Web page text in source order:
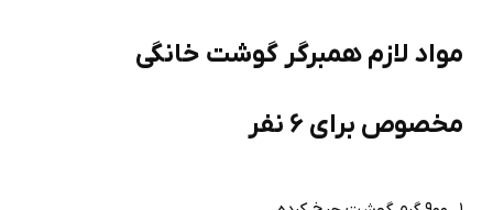
مواد لازم همبرگر گوشت خانگی
مخصوص برای 6 نفر